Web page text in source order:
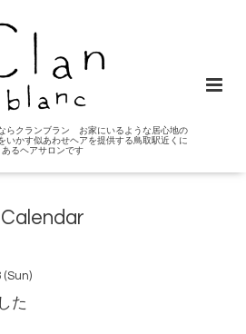
らクランブラン お家にいるような居心地の
いかす似あわせヘアを提供する鳥取駅近くに
あるヘアサロンです
Calendar
(Sun)
た